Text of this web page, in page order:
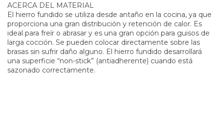
ACERCA DEL MATERIAL
El hierro fundido se utiliza desde antaño en la cocina, ya que
proporciona una gran distribución y retención de calor. Es
ideal para freír o abrasar y es una gran opción para guisos de
larga cocción. Se pueden colocar directamente sobre las
brasas sin sufrir daño alguno. El hierro fundido desarrollará
una superficie “non-stick” (antiadherente) cuando está
sazonado correctamente.